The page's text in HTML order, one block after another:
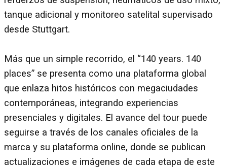
tanque adicional y monitoreo satelital supervisado
desde Stuttgart.
Más que un simple recorrido, el “140 years. 140
places” se presenta como una plataforma global
que enlaza hitos históricos con megaciudades
contemporáneas, integrando experiencias
presenciales y digitales. El avance del tour puede
seguirse a través de los canales oficiales de la
marca y su plataforma online, donde se publican
actualizaciones e imágenes de cada etapa de este